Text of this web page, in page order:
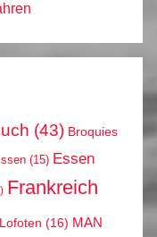
(43) Broquies
(15) Essen
Frankreich
Lofoten (16) MAN